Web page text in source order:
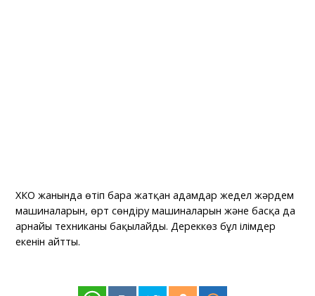
ХҚКО жанында өтіп бара жатқан адамдар жедел жәрдем
машиналарын, өрт сөндіру машиналарын және басқа да
арнайы техниканы бақылайды. Дереккөз бұл ілімдер
екенін айтты.